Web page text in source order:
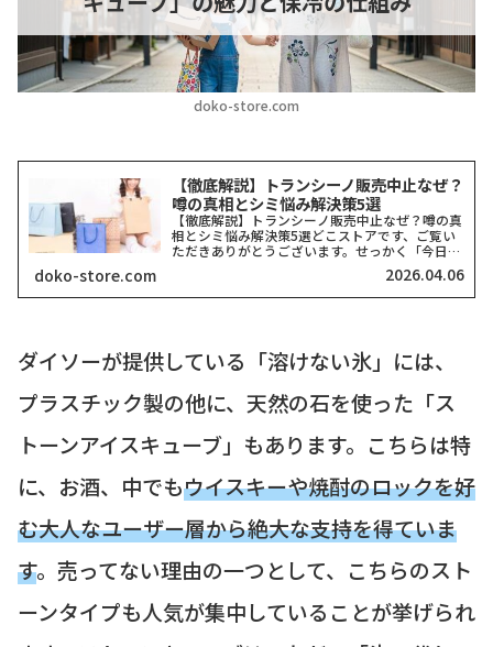
doko-store.com
【徹底解説】トランシーノ販売中止なぜ？
噂の真相とシミ悩み解決策5選
【徹底解説】トランシーノ販売中止なぜ？噂の真
相とシミ悩み解決策5選どこストアです、ご覧い
ただきありがとうございます。せっかく「今日か
らシミ対策を頑張ろう！」と思ってドラッグスト
アへ足を運んだのに、棚が空っぽだったり、お目
当てのシリーズが見当...
doko-store.com 2026.04.06
ダイソーが提供している「溶けない氷」には、
プラスチック製の他に、天然の石を使った「ス
トーンアイスキューブ」もあります。こちらは特
に、お酒、中でもウイスキーや焼酎のロックを好
む大人なユーザー層から絶大な支持を得ていま
す。売ってない理由の一つとして、こちらのスト
ーンタイプも人気が集中していることが挙げられ